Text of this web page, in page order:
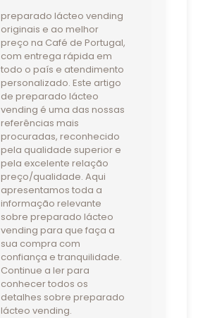
preparado lácteo vending
originais e ao melhor
preço na Café de Portugal,
com entrega rápida em
todo o país e atendimento
personalizado. Este artigo
de preparado lácteo
vending é uma das nossas
referências mais
procuradas, reconhecido
pela qualidade superior e
pela excelente relação
preço/qualidade. Aqui
apresentamos toda a
informação relevante
sobre preparado lácteo
vending para que faça a
sua compra com
confiança e tranquilidade.
Continue a ler para
conhecer todos os
detalhes sobre preparado
lácteo vending.